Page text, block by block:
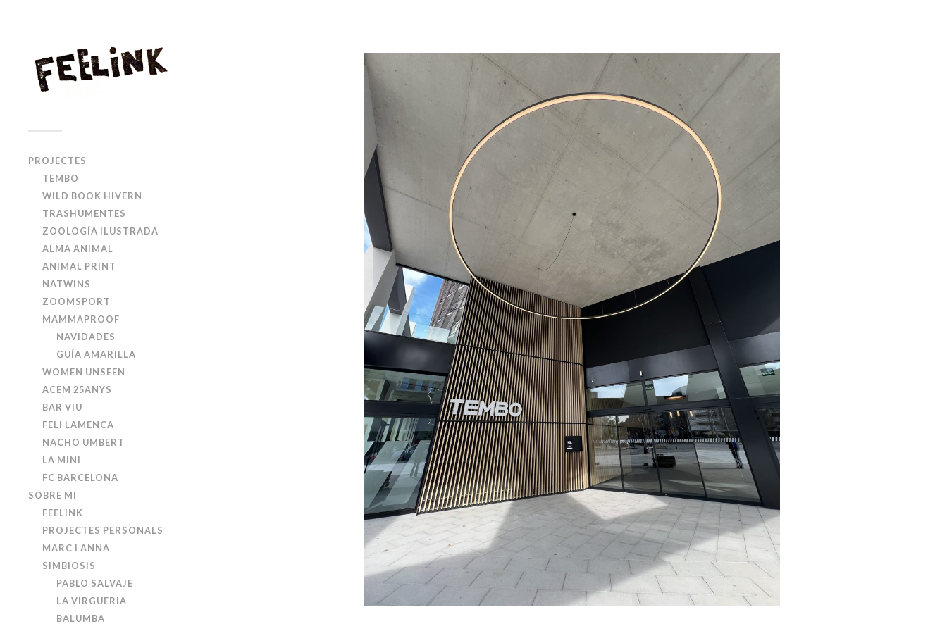
PROJECTES
TEMBO
WILD BOOK HIVERN
TRASHUMENTES
ZOOLOGÍA ILUSTRADA
ALMA ANIMAL
ANIMAL PRINT
NATWINS
ZOOMSPORT
MAMMAPROOF
NAVIDADES
GUÍA AMARILLA
WOMEN UNSEEN
ACEM 25ANYS
BAR VIU
FELI LAMENCA
NACHO UMBERT
LA MINI
FC BARCELONA
SOBRE MI
FEELINK
PROJECTES PERSONALS
MARC I ANNA
SIMBIOSIS
PABLO SALVAJE
LA VIRGUERIA
BALUMBA